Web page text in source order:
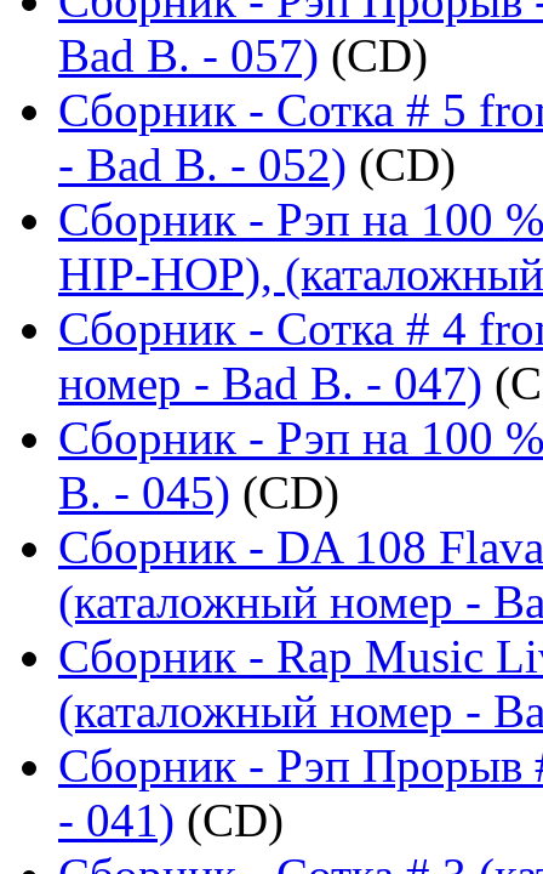
Bad B. - 057) (CD)
Сборник - Сотка # 5
- Bad B. - 052) (CD)
Сборник - Рэп на 100
HIP-HOP),
Сборник - Сотка # 4
номер - Bad B. - 047)
Сборник - Рэп на 100
B. - 045) (CD)
Сборник - DA 108
(каталожный номер -
Сборник - Rap Music
(каталожный номер -
Сборник - Рэп Прорыв
- 041) (CD)